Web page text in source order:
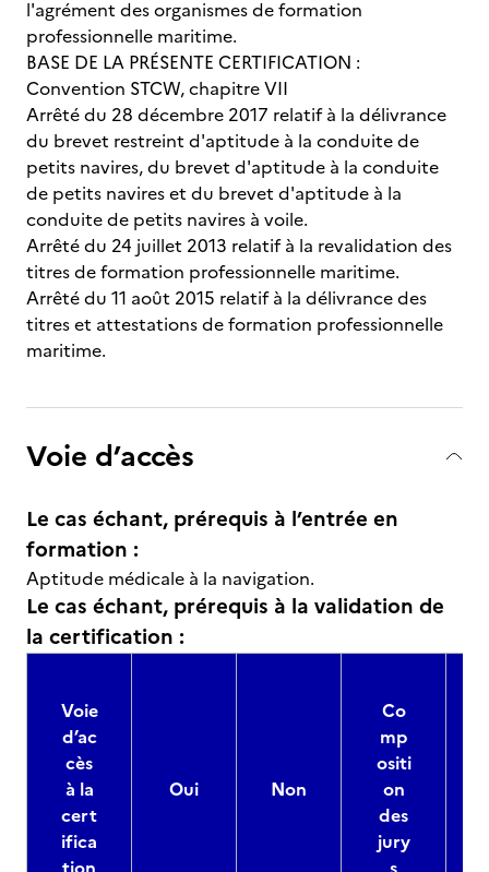
l'agrément des organismes de formation
professionnelle maritime.
BASE DE LA PRÉSENTE CERTIFICATION :
Convention STCW, chapitre VII
Arrêté du 28 décembre 2017 relatif à la délivrance
du brevet restreint d'aptitude à la conduite de
petits navires, du brevet d'aptitude à la conduite
de petits navires et du brevet d'aptitude à la
conduite de petits navires à voile.
Arrêté du 24 juillet 2013 relatif à la revalidation des
titres de formation professionnelle maritime.
Arrêté du 11 août 2015 relatif à la délivrance des
titres et attestations de formation professionnelle
maritime.
Voie d’accès
Le cas échant, prérequis à l’entrée en
formation :
Aptitude médicale à la navigation.
Le cas échant, prérequis à la validation de
la certification :
Voie
d’ac
cès
à la
cert
ifica
Oui Non
Co
mp
ositi
on
des
jury